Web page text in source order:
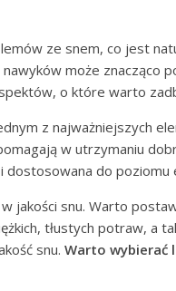
ze snem, co jest
może znacząco
o które warto
z najważniejszych
w utrzymaniu
dostosowana do
jakości snu. Warto
tłustych potraw, a
snu. Warto wybierać